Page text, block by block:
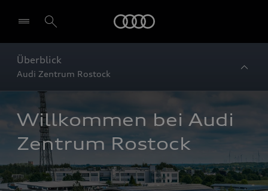
Überblick
Audi Zentrum Rostock
Willkommen bei Audi
Zentrum Rostock